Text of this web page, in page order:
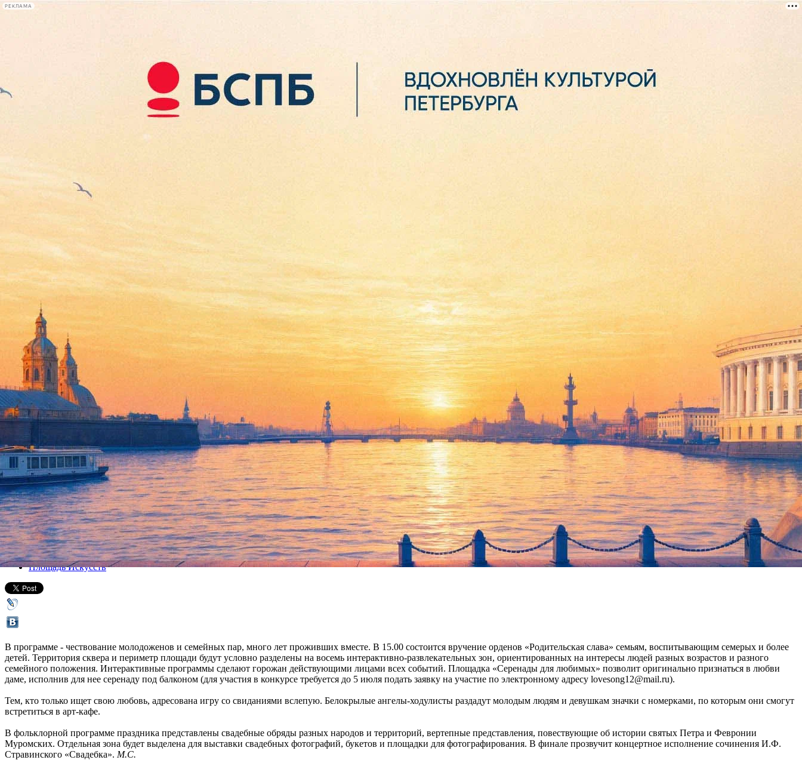
РЕКЛАМА
лекции
книги
Праздничные мероприятия, посвященные Дню семьи любви и верности
08 июля 2012, воскресенье,13.00
Версия для печати
Все концерты
Площадь Искусств
В программе - чествование молодоженов и семейных пар, много лет проживших вместе. В 15.00 состоится вручение орденов «Родительская слава» семьям, воспитывающим семерых и более
детей. Территория сквера и периметр площади будут условно разделены на восемь интерактивно-развлекательных зон, ориентированных на интересы людей разных возрастов и разного
семейного положения. Интерактивные программы сделают горожан действующими лицами всех событий. Площадка «Серенады для любимых» позволит оригинально признаться в любви
даме, исполнив для нее серенаду под балконом (для участия в конкурсе требуется до 5 июля подать заявку на участие по электронному адресу lovesong12@mail.ru).
Тем, кто только ищет свою любовь, адресована игру со свиданиями вслепую. Белокрылые ангелы-ходулисты раздадут молодым людям и девушкам значки с номерками, по которым они смогут
встретиться в арт-кафе.
В фольклорной программе праздника представлены свадебные обряды разных народов и территорий, вертепные представления, повествующие об истории святых Петра и Февронии
Муромских. Отдельная зона будет выделена для выставки свадебных фотографий, букетов и площадки для фотографирования. В финале прозвучит концертное исполнение сочинения И.Ф.
Стравинского «Свадебка». М.С.